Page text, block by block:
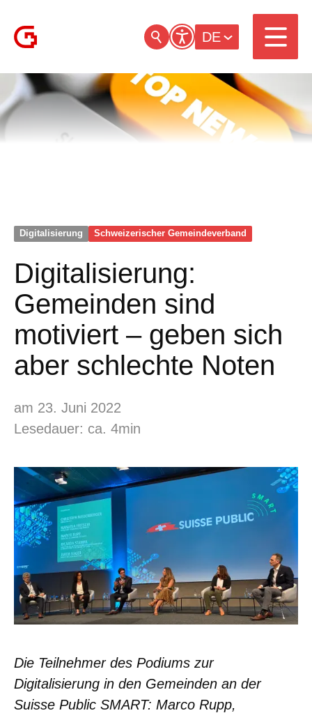
DE
Digitalisierung Schweizerischer Gemeinde­verband
Digitalisierung:
Gemeinden sind
motiviert – geben sich
aber schlechte Noten
am 23. Juni 2022
Lesedauer: ca. 4min
Die Teilnehmer des Podiums zur
Digitalisierung in den Gemeinden an der
Suisse Public SMART: Marco Rupp,